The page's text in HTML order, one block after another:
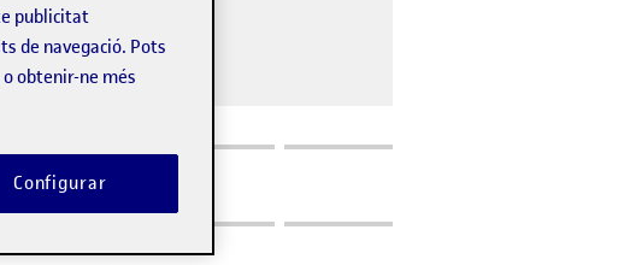
publicitat
de navegació. Pots
obtenir-ne més
Configurar